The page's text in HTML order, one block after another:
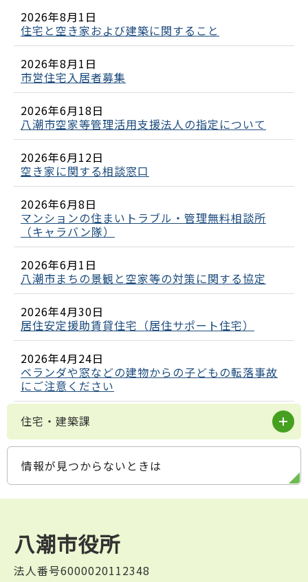
2026年8月1日
住宅と空き家および建築に関すること
2026年8月1日
市営住宅入居者募集
2026年6月18日
八潮市空家等管理活用支援法人の指定について
2026年6月12日
空き家に関する相談窓口
2026年6月8日
マンションの住まいトラブル・管理無料相談所
（キャラバン隊）
2026年6月1日
八潮市まちの景観と空家等の対策に関する協定
2026年4月30日
居住安定援助賃貸住宅（居住サポート住宅）
2026年4月24日
ベランダや窓などの建物からの子どもの転落事故
にご注意ください
住宅・建築課
情報が見つからないときは
八潮市役所
法人番号6000020112348